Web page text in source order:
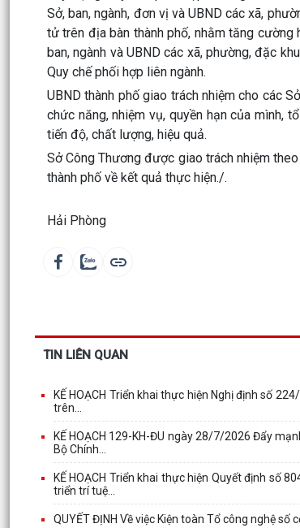
Sở, ban, ngành, đơn vị và UBND các xã,
tử trên địa bàn thành phố, nhằm tăng cường
ban, ngành và UBND các xã, phường, đặc
Quy chế phối hợp liên ngành.
UBND thành phố giao trách nhiệm cho các
chức năng, nhiệm vụ, quyền hạn của mình,
tiến độ, chất lượng, hiệu quả.
Sở Công Thương được giao trách nhiệm
thành phố về kết quả thực hiện./.
Nguồn: Cổng
Hải Phòng
TIN LIÊN QUAN
KẾ HOẠCH Triển khai thực hiện Nghị định số
trên...
KẾ HOẠCH 129-KH-ĐU ngày 28/7/2026 Đẩy
Bộ Chính...
KẾ HOẠCH Triển khai thực hiện Quyết định số
triển trí tuệ...
QUYẾT ĐỊNH Về việc Kiện toàn Tổ công nghệ